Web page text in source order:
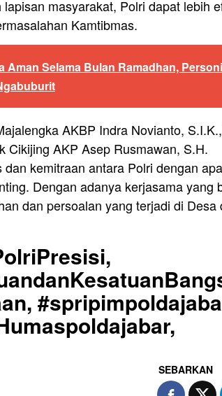
masyarakat, Polri dapat lebih
Kamtibmas.
Aman Selama Bulan Ramadhan,
AKBP Indra Novianto,
Cikijing AKP Asep Rusmawan, S.H.
kemitraan antara Polri dengan
Dengan adanya kerjasama yang
dan persoalan yang terjadi di Desa
SEBARKAN